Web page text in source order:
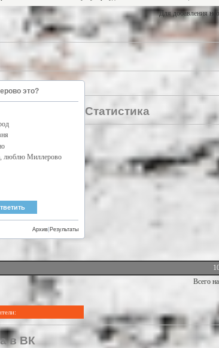
Для добавления
это?
люблю Миллерово
Результаты
Архив
Статистика
Всего
в ВК